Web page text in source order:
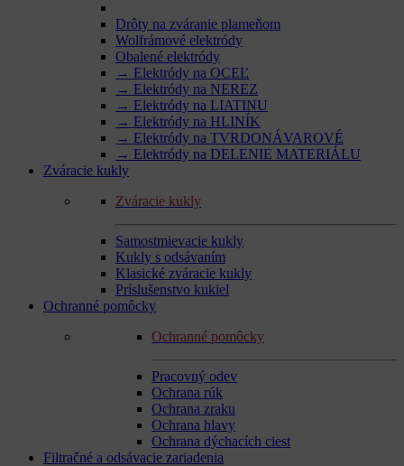
Drôty na zváranie plameňom
Wolfrámové elektródy
Obalené elektródy
→ Elektródy na OCEĽ
→ Elektródy na NEREZ
→ Elektródy na LIATINU
→ Elektródy na HLINÍK
→ Elektródy na TVRDONÁVAROVÉ
→ Elektródy na DELENIE MATERIÁLU
Zváracie kukly
Zváracie kukly
Samostmievacie kukly
Kukly s odsávaním
Klasické zváracie kukly
Príslušenstvo kukiel
Ochranné pomôcky
Ochranné pomôcky
Pracovný odev
Ochrana rúk
Ochrana zraku
Ochrana hlavy
Ochrana dýchacích ciest
Filtračné a odsávacie zariadenia